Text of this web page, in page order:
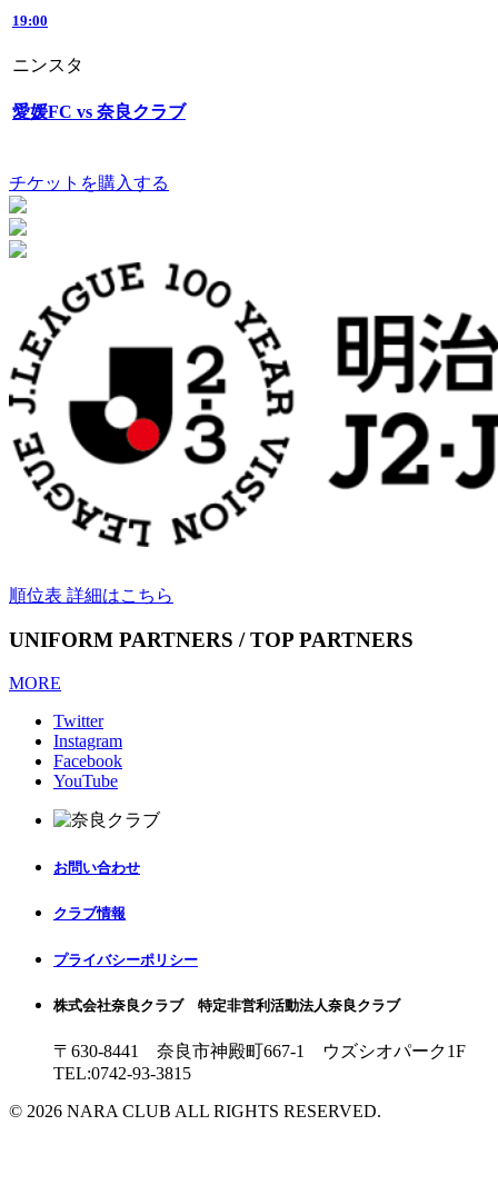
19:00
ニンスタ
愛媛FC vs 奈良クラブ
チケットを購入する
順位表 詳細はこちら
UNIFORM PARTNERS / TOP PARTNERS
MORE
Twitter
Instagram
Facebook
YouTube
お問い合わせ
クラブ情報
プライバシーポリシー
株式会社奈良クラブ 特定非営利活動法人奈良クラブ
〒630-8441 奈良市神殿町667-1
ウズシオパーク1F
TEL:0742-93-3815
© 2026 NARA CLUB ALL RIGHTS RESERVED.